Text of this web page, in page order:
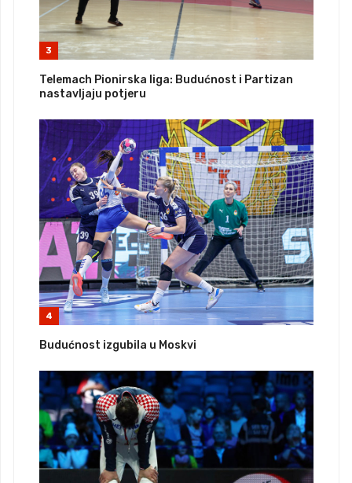
3
Telemach Pionirska liga: Budućnost i Partizan
nastavljaju potjeru
4
Budućnost izgubila u Moskvi